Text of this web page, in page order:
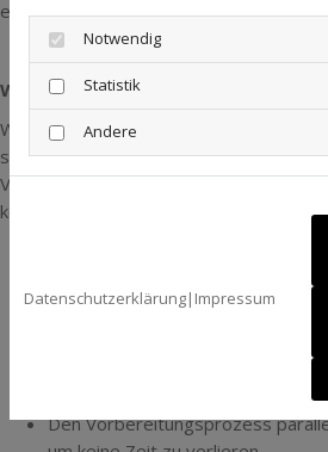
es die Voraussetzungen erlauben.
Warum frühes Handeln Zeit spart
Wer die MPU schnell bestehen
sondern handeln. Die häufigste
Vorbereitung beginnen, wenn die
können Sie oft schon Monate im
Frühzeitig MPU Beratung
Abstinenznachweise (falls nötig)
Relevante Unterlagen
Den Vorbereitungsprozess
Notwendig
Statistik
Andere
Datenschutzerklärung| Impressum